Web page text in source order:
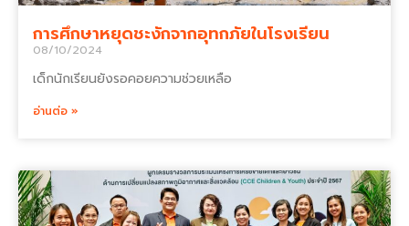
การศึกษาหยุดชะงักจากอุทกภัยในโรงเรียน
08/10/2024
เด็กนักเรียนยังรอคอยความช่วยเหลือ
อ่านต่อ »